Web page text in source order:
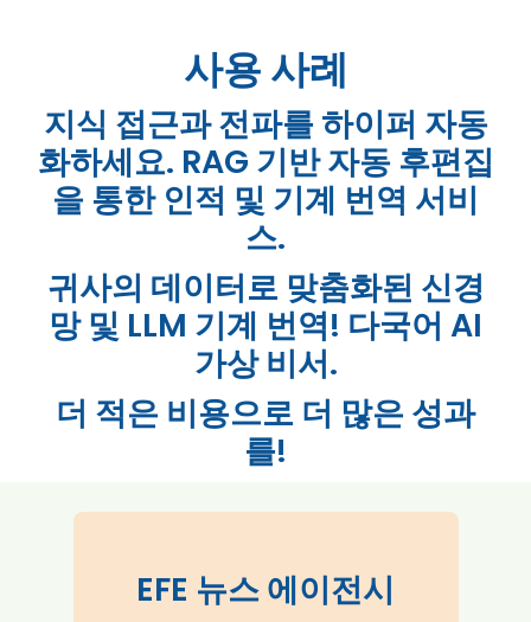
사용 사례
지식 접근과 전파를 하이퍼 자동
화하세요. RAG 기반 자동 후편집
을 통한 인적 및 기계 번역 서비
스.
귀사의 데이터로 맞춤화된 신경
망 및 LLM 기계 번역! 다국어 AI
가상 비서.
더 적은 비용으로 더 많은 성과
를!
EFE 뉴스 에이전시